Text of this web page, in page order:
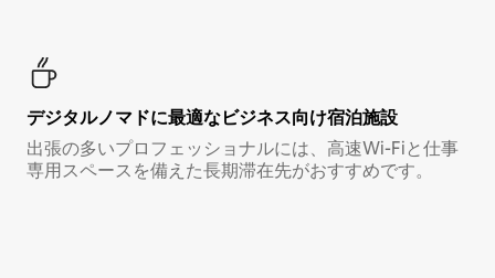
デジタルノマド⁠に最⁠適⁠なビ⁠ジ⁠ネ⁠ス⁠向⁠け宿⁠泊⁠施⁠設
出張の多いプロフェッショナルには、高速Wi-Fiと仕事
専用スペースを備えた長期滞在先がおすすめです。